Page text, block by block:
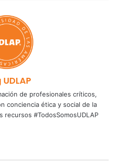
de profesionales críticos,
conciencia ética y social de la
#TodosSomosUDLAP